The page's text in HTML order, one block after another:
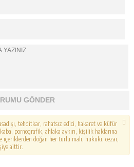
GÖNDER
tehditkar, rahatsız edici, hakaret ve küfür
pornografik, ahlaka aykırı, kişilik haklarına
içeriklerden doğan her türlü mali, hukuki, cezai,
aittir.